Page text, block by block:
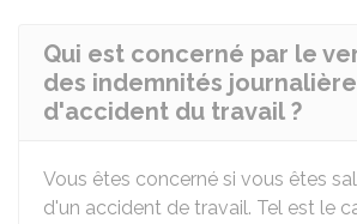
Qui est concerné par le
des indemnités
d'accident du travail ?
Vous êtes concerné si vous êtes
d'un accident de travail. Tel est le